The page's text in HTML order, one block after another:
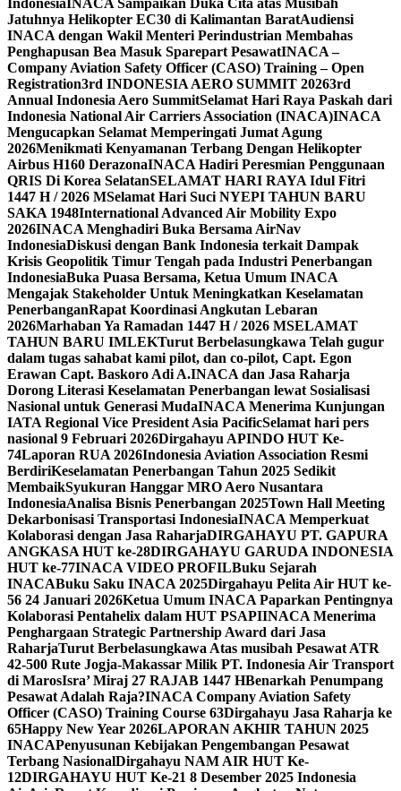
IndonesiaINACA Sampaikan Duka Cita atas Musibah
Jatuhnya Helikopter EC30 di Kalimantan BaratAudiensi
INACA dengan Wakil Menteri Perindustrian Membahas
Penghapusan Bea Masuk Sparepart PesawatINACA –
Company Aviation Safety Officer (CASO) Training – Open
Registration3rd INDONESIA AERO SUMMIT 20263rd
Annual Indonesia Aero SummitSelamat Hari Raya Paskah dari
Indonesia National Air Carriers Association (INACA)INACA
Mengucapkan Selamat Memperingati Jumat Agung
2026Menikmati Kenyamanan Terbang Dengan Helikopter
Airbus H160 DerazonaINACA Hadiri Peresmian Penggunaan
QRIS Di Korea SelatanSELAMAT HARI RAYA Idul Fitri
1447 H / 2026 MSelamat Hari Suci NYEPI TAHUN BARU
SAKA 1948International Advanced Air Mobility Expo
2026INACA Menghadiri Buka Bersama AirNav
IndonesiaDiskusi dengan Bank Indonesia terkait Dampak
Krisis Geopolitik Timur Tengah pada Industri Penerbangan
IndonesiaBuka Puasa Bersama, Ketua Umum INACA
Mengajak Stakeholder Untuk Meningkatkan Keselamatan
PenerbanganRapat Koordinasi Angkutan Lebaran
2026Marhaban Ya Ramadan 1447 H / 2026 MSELAMAT
TAHUN BARU IMLEKTurut Berbelasungkawa Telah gugur
dalam tugas sahabat kami pilot, dan co-pilot, Capt. Egon
Erawan Capt. Baskoro Adi A.INACA dan Jasa Raharja
Dorong Literasi Keselamatan Penerbangan lewat Sosialisasi
Nasional untuk Generasi MudaINACA Menerima Kunjungan
IATA Regional Vice President Asia PacificSelamat hari pers
nasional 9 Februari 2026Dirgahayu APINDO HUT Ke-
74Laporan RUA 2026Indonesia Aviation Association Resmi
BerdiriKeselamatan Penerbangan Tahun 2025 Sedikit
MembaikSyukuran Hanggar MRO Aero Nusantara
IndonesiaAnalisa Bisnis Penerbangan 2025Town Hall Meeting
Dekarbonisasi Transportasi IndonesiaINACA Memperkuat
Kolaborasi dengan Jasa RaharjaDIRGAHAYU PT. GAPURA
ANGKASA HUT ke-28DIRGAHAYU GARUDA INDONESIA
HUT ke-77INACA VIDEO PROFILBuku Sejarah
INACABuku Saku INACA 2025Dirgahayu Pelita Air HUT ke-
56 24 Januari 2026Ketua Umum INACA Paparkan Pentingnya
Kolaborasi Pentahelix dalam HUT PSAPIINACA Menerima
Penghargaan Strategic Partnership Award dari Jasa
RaharjaTurut Berbelasungkawa Atas musibah Pesawat ATR
42-500 Rute Jogja-Makassar Milik PT. Indonesia Air Transport
di MarosIsra’ Miraj 27 RAJAB 1447 HBenarkah Penumpang
Pesawat Adalah Raja?INACA Company Aviation Safety
Officer (CASO) Training Course 63Dirgahayu Jasa Raharja ke
65Happy New Year 2026LAPORAN AKHIR TAHUN 2025
INACAPenyusunan Kebijakan Pengembangan Pesawat
Terbang NasionalDirgahayu NAM AIR HUT Ke-
12DIRGAHAYU HUT Ke-21 8 Desember 2025 Indonesia